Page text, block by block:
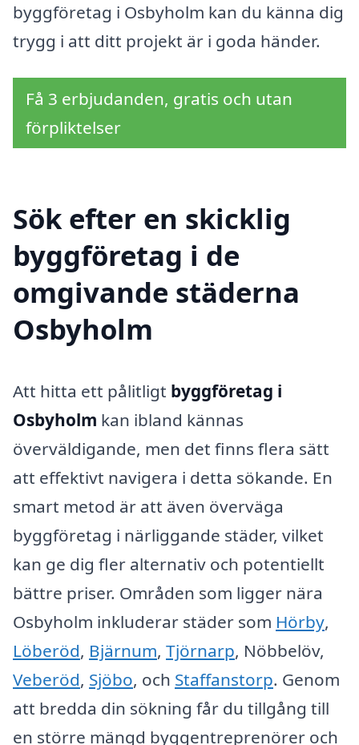
byggföretag i Osbyholm kan du känna dig
trygg i att ditt projekt är i goda händer.
Få 3 erbjudanden, gratis och utan
förpliktelser
Sök efter en skicklig
byggföretag i de
omgivande städerna
Osbyholm
Att hitta ett pålitligt byggföretag i
Osbyholm kan ibland kännas
överväldigande, men det finns flera sätt
att effektivt navigera i detta sökande. En
smart metod är att även överväga
byggföretag i närliggande städer, vilket
kan ge dig fler alternativ och potentiellt
bättre priser. Områden som ligger nära
Osbyholm inkluderar städer som Hörby,
Löberöd, Bjärnum, Tjörnarp, Nöbbelöv,
Veberöd, Sjöbo, och Staffanstorp. Genom
att bredda din sökning får du tillgång till
en större mängd byggentreprenörer och